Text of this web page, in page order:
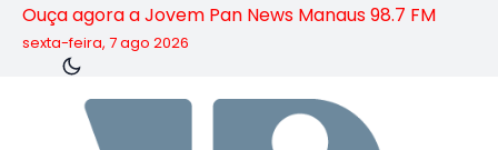
Ouça agora a Jovem Pan News Manaus 98.7 FM
sexta-feira, 7 ago 2026